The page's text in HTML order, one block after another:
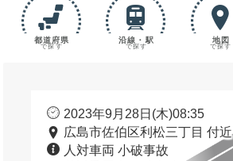
都道府県
で探す
沿線・駅
で探す
地図
で探す
2023年9月28日(木)08:35
広島市佐伯区利松三丁目 付近
人対車両 小破事故